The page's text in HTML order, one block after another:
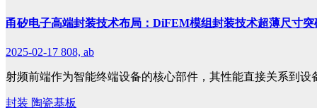
甬矽电子高端封装技术布局：DiFEM模组封装技术超薄尺寸突
2025-02-17 808, ab
射频前端作为智能终端设备的核心部件，其性能直接关系到
封装 陶瓷基板